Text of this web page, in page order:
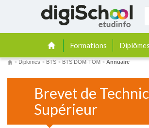
Formations Diplômes
> Diplomes > BTS > BTS DOM-TOM > Annuaire
Brevet de
Supérieur